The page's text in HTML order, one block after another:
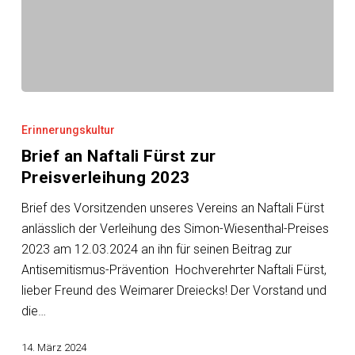
Fürst
zur
Preisverleihung
2023
Erinnerungskultur
Brief an Naftali Fürst zur
Preisverleihung 2023
Brief des Vorsitzenden unseres Vereins an Naftali Fürst
anlässlich der Verleihung des Simon-Wiesenthal-Preises
2023 am 12.03.2024 an ihn für seinen Beitrag zur
Antisemitismus-Prävention Hochverehrter Naftali Fürst,
lieber Freund des Weimarer Dreiecks! Der Vorstand und
die…
14. März 2024